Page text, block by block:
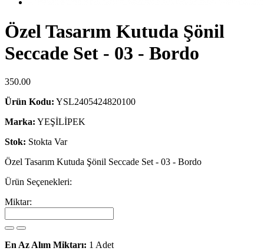
Özel Tasarım Kutuda Şönil
Seccade Set - 03 - Bordo
350.00
Ürün Kodu: YSL2405424820100
Marka: YEŞİLİPEK
Stok: Stokta Var
Özel Tasarım Kutuda Şönil Seccade Set - 03 - Bordo
Ürün Seçenekleri:
Miktar:
En Az Alım Miktarı: 1 Adet